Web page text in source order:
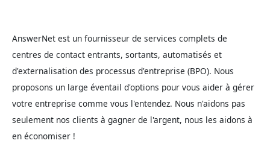
AnswerNet est un fournisseur de services complets de
centres de contact entrants, sortants, automatisés et
d'externalisation des processus d'entreprise (BPO). Nous
proposons un large éventail d'options pour vous aider à gérer
votre entreprise comme vous l'entendez. Nous n'aidons pas
seulement nos clients à gagner de l'argent, nous les aidons à
en économiser !